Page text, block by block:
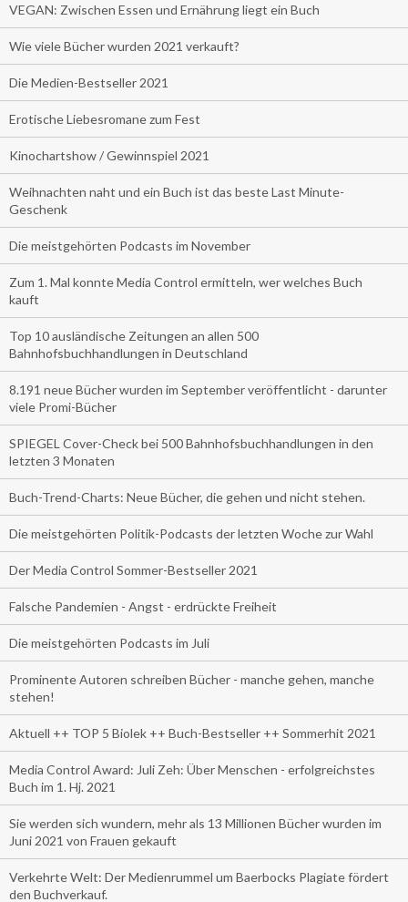
VEGAN: Zwischen Essen und Ernährung liegt ein Buch
Wie viele Bücher wurden 2021 verkauft?
Die Medien-Bestseller 2021
Erotische Liebesromane zum Fest
Kinochartshow / Gewinnspiel 2021
Weihnachten naht und ein Buch ist das beste Last Minute-
Geschenk
Die meistgehörten Podcasts im November
Zum 1. Mal konnte Media Control ermitteln, wer welches Buch
kauft
Top 10 ausländische Zeitungen an allen 500
Bahnhofsbuchhandlungen in Deutschland
8.191 neue Bücher wurden im September veröffentlicht - darunter
viele Promi-Bücher
SPIEGEL Cover-Check bei 500 Bahnhofsbuchhandlungen in den
letzten 3 Monaten
Buch-Trend-Charts: Neue Bücher, die gehen und nicht stehen.
Die meistgehörten Politik-Podcasts der letzten Woche zur Wahl
Der Media Control Sommer-Bestseller 2021
Falsche Pandemien - Angst - erdrückte Freiheit
Die meistgehörten Podcasts im Juli
Prominente Autoren schreiben Bücher - manche gehen, manche
stehen!
Aktuell ++ TOP 5 Biolek ++ Buch-Bestseller ++ Sommerhit 2021
Media Control Award: Juli Zeh: Über Menschen - erfolgreichstes
Buch im 1. Hj. 2021
Sie werden sich wundern, mehr als 13 Millionen Bücher wurden im
Juni 2021 von Frauen gekauft
Verkehrte Welt: Der Medienrummel um Baerbocks Plagiate fördert
den Buchverkauf.